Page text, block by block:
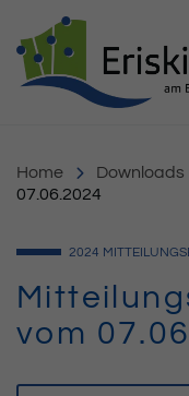
Home Downloads
07.06.2024
2024
vom